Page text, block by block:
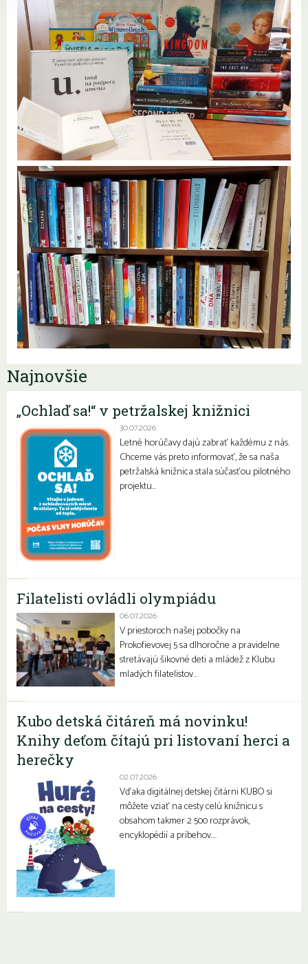
Najnovšie
„Ochlaď sa!“ v petržalskej knižnici
30.07.2026
Letné horúčavy dajú zabrať každému z nás.
Chceme vás preto informovať, že sa naša
petržalská knižnica stala súčasťou pilotného
projektu…
Filatelisti ovládli olympiádu
06.07.2026
V priestoroch našej pobočky na
Prokofievovej 5 sa dlhoročne a pravidelne
stretávajú šikovné deti a mládež z Klubu
mladých filatelistov…
Kubo detská čitáreň má novinku!
Knihy deťom čítajú pri listovaní herci a
herečky
02.07.2026
Vďaka digitálnej detskej čitárni KUBO si
môžete vziať na cesty celú knižnicu s
obsahom takmer 2 500 rozprávok,
encyklopédií a príbehov….